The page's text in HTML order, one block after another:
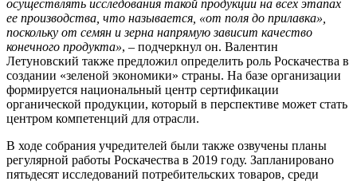
осуществлять исследования такой продукции на всех этапах
ее производства, что называется, «от поля до прилавка»,
поскольку от семян и зерна напрямую зависит качество
конечного продукта», – подчеркнул он. Валентин
Летуновский также предложил определить роль Роскачества в
создании «зеленой экономики» страны. На базе организации
формируется национальный центр сертификации
органической продукции, который в перспективе может стать
центром компетенций для отрасли.
В ходе собрания учредителей были также озвучены планы
регулярной работы Роскачества в 2019 году. Запланировано
пятьдесят исследований потребительских товаров, среди